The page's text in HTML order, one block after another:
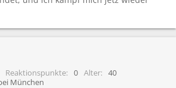
Reaktionspunkte 0 Alter
40
München